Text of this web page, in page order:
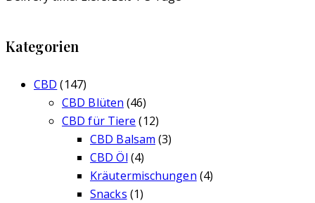
Kategorien
CBD (147)
CBD Blüten (46)
CBD für Tiere (12)
CBD Balsam (3)
CBD Öl (4)
Kräutermischungen (4)
Snacks (1)